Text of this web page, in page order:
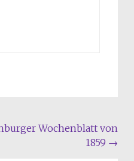
Wochenblatt von
1859 →